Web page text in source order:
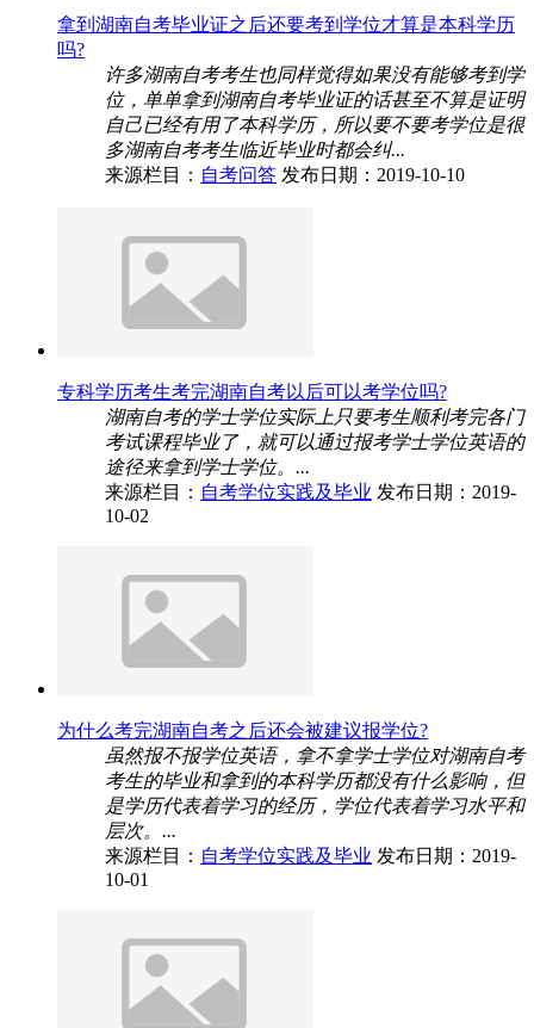
拿到湖南自考毕业证之后还要考到学位才算是本科学历
吗?
许多湖南自考考生也同样觉得如果没有能够考到学
位，单单拿到湖南自考毕业证的话甚至不算是证明
自己已经有用了本科学历，所以要不要考学位是很
多湖南自考考生临近毕业时都会纠...
来源栏目： 自考问答 发布日期：2019-10-10
专科学历考生考完湖南自考以后可以考学位吗?
湖南自考的学士学位实际上只要考生顺利考完各门
考试课程毕业了，就可以通过报考学士学位英语的
途径来拿到学士学位。...
来源栏目： 自考学位实践及毕业 发布日期：2019-
10-02
为什么考完湖南自考之后还会被建议报学位?
虽然报不报学位英语，拿不拿学士学位对湖南自考
考生的毕业和拿到的本科学历都没有什么影响，但
是学历代表着学习的经历，学位代表着学习水平和
层次。...
来源栏目： 自考学位实践及毕业 发布日期：2019-
10-01